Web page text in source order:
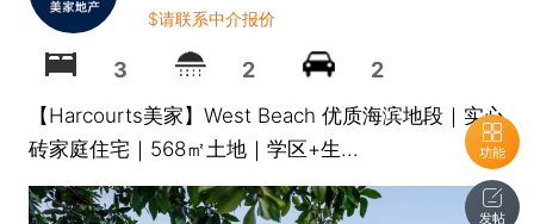
功能
发帖
$请联系中介报价
3 2 2
【Harcourts美家】West Beach 优质海滨地段｜实心
砖家庭住宅｜568㎡土地｜学区+生...